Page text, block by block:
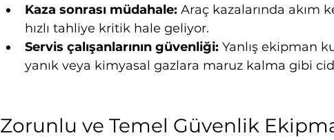
Kaza sonrası müdahale: Araç kazalarında akım
hızlı tahliye kritik hale geliyor.
Servis çalışanlarının güvenliği: Yanlış ekipman
yanık veya kimyasal gazlara maruz kalma gibi
Zorunlu ve Temel Güvenlik